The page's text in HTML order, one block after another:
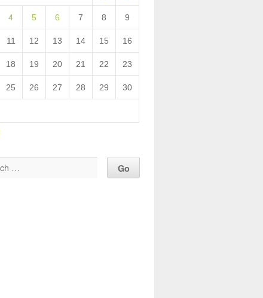
4 5 6 7 8 9
11 12 13 14 15 16
18 19 20 21 22 23
25 26 27 28 29 30